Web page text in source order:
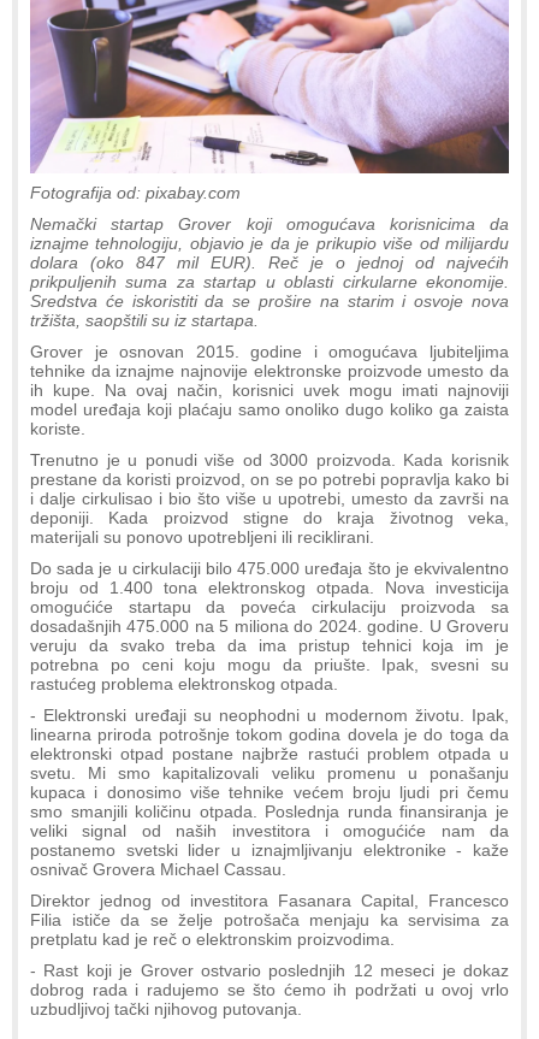
Fotografija od: pixabay.com
Nemački startap Grover koji omogućava korisnicima da
iznajme tehnologiju, objavio je da je prikupio više od milijardu
dolara (oko 847 mil EUR). Reč je o jednoj od najvećih
prikpuljenih suma za startap u oblasti cirkularne ekonomije.
Sredstva će iskoristiti da se prošire na starim i osvoje nova
tržišta, saopštili su iz startapa.
Grover je osnovan 2015. godine i omogućava ljubiteljima
tehnike da iznajme najnovije elektronske proizvode umesto da
ih kupe. Na ovaj način, korisnici uvek mogu imati najnoviji
model uređaja koji plaćaju samo onoliko dugo koliko ga zaista
koriste.
Trenutno je u ponudi više od 3000 proizvoda. Kada korisnik
prestane da koristi proizvod, on se po potrebi popravlja kako bi
i dalje cirkulisao i bio što više u upotrebi, umesto da završi na
deponiji. Kada proizvod stigne do kraja životnog veka,
materijali su ponovo upotrebljeni ili reciklirani.
Do sada je u cirkulaciji bilo 475.000 uređaja što je ekvivalentno
broju od 1.400 tona elektronskog otpada. Nova investicija
omogućiće startapu da poveća cirkulaciju proizvoda sa
dosadašnjih 475.000 na 5 miliona do 2024. godine. U Groveru
veruju da svako treba da ima pristup tehnici koja im je
potrebna po ceni koju mogu da priušte. Ipak, svesni su
rastućeg problema elektronskog otpada.
- Elektronski uređaji su neophodni u modernom životu. Ipak,
linearna priroda potrošnje tokom godina dovela je do toga da
elektronski otpad postane najbrže rastući problem otpada u
svetu. Mi smo kapitalizovali veliku promenu u ponašanju
kupaca i donosimo više tehnike većem broju ljudi pri čemu
smo smanjili količinu otpada. Poslednja runda finansiranja je
veliki signal od naših investitora i omogućiće nam da
postanemo svetski lider u iznajmljivanju elektronike - kaže
osnivač Grovera Michael Cassau.
Direktor jednog od investitora Fasanara Capital, Francesco
Filia ističe da se želje potrošača menjaju ka servisima za
pretplatu kad je reč o elektronskim proizvodima.
- Rast koji je Grover ostvario poslednjih 12 meseci je dokaz
dobrog rada i radujemo se što ćemo ih podržati u ovoj vrlo
uzbudljivoj tački njihovog putovanja.